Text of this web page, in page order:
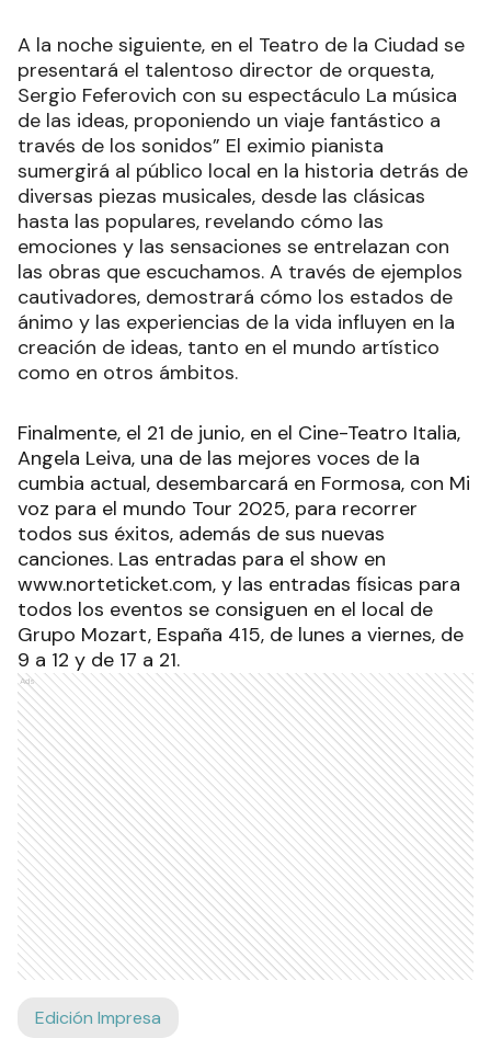
A la noche siguiente, en el Teatro de la Ciudad se
presentará el talentoso director de orquesta,
Sergio Feferovich con su espectáculo La música
de las ideas, proponiendo un viaje fantástico a
través de los sonidos” El eximio pianista
sumergirá al público local en la historia detrás de
diversas piezas musicales, desde las clásicas
hasta las populares, revelando cómo las
emociones y las sensaciones se entrelazan con
las obras que escuchamos. A través de ejemplos
cautivadores, demostrará cómo los estados de
ánimo y las experiencias de la vida influyen en la
creación de ideas, tanto en el mundo artístico
como en otros ámbitos.
Finalmente, el 21 de junio, en el Cine-Teatro Italia,
Angela Leiva, una de las mejores voces de la
cumbia actual, desembarcará en Formosa, con Mi
voz para el mundo Tour 2025, para recorrer
todos sus éxitos, además de sus nuevas
canciones. Las entradas para el show en
www.norteticket.com, y las entradas físicas para
todos los eventos se consiguen en el local de
Grupo Mozart, España 415, de lunes a viernes, de
9 a 12 y de 17 a 21.
Ads
Edición Impresa